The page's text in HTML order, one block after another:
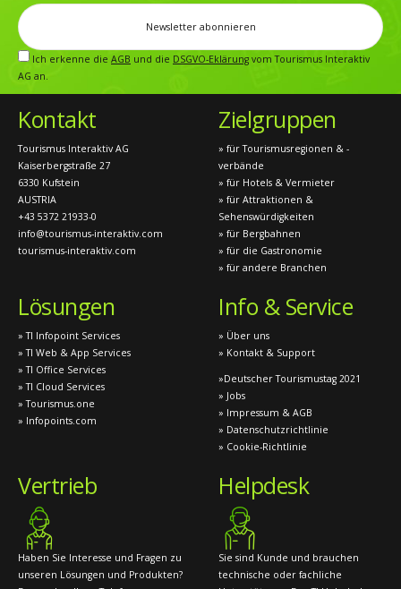
Ich erkenne die AGB und die DSGVO-Eklärung vom Tourismus Interaktiv
AG an.
Kontakt
Tourismus Interaktiv AG
Kaiserbergstraße 27
6330 Kufstein
AUSTRIA
+43 5372 21933-0
info@tourismus-interaktiv.com
tourismus-interaktiv.com
Zielgruppen
» für Tourismusregionen & -
verbände
» für Hotels & Vermieter
» für Attraktionen &
Sehenswürdigkeiten
» für Bergbahnen
» für die Gastronomie
» für andere Branchen
Lösungen
» TI Infopoint Services
» TI Web & App Services
» TI Office Services
» TI Cloud Services
» Tourismus.one
» Infopoints.com
Info & Service
» Über uns
» Kontakt & Support
»Deutscher Tourismustag 2021
» Jobs
» Impressum & AGB
» Datenschutzrichtlinie
» Cookie-Richtlinie
Vertrieb
Haben Sie Interesse und Fragen zu
unseren Lösungen und Produkten?
Helpdesk
Sie sind Kunde und brauchen
technische oder fachliche